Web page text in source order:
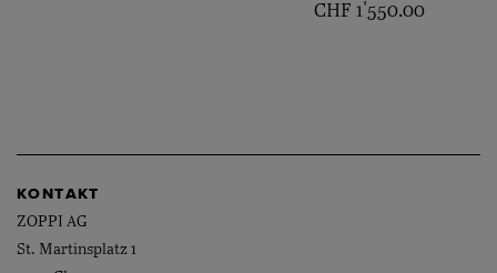
CHF 1'550.00
KONTAKT
ZOPPI AG
St. Martinsplatz 1